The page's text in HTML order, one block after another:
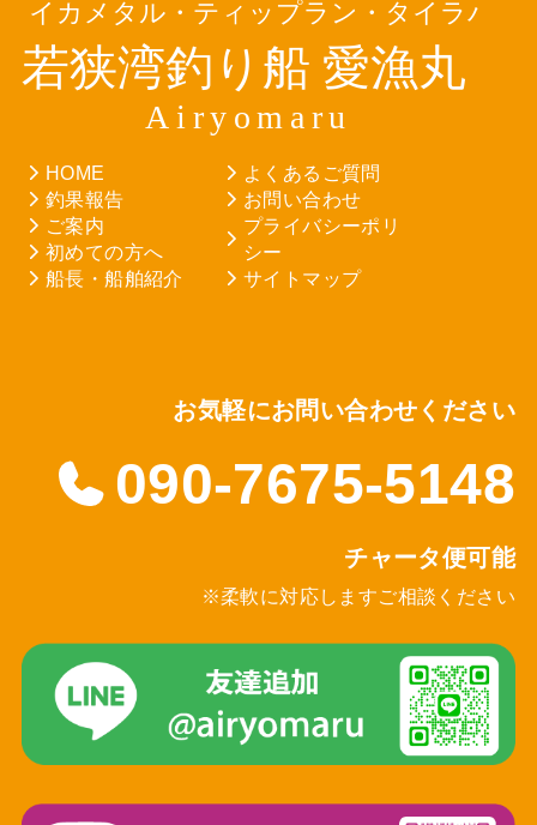
HOME
釣果報告
ご案内
初めての方へ
船長・船舶紹介
よくあるご質問
お問い合わせ
プライバシーポリ
シー
サイトマップ
お気軽にお問い合わせください
090-7675-5148
チャータ便可能
※柔軟に対応しますご相談ください